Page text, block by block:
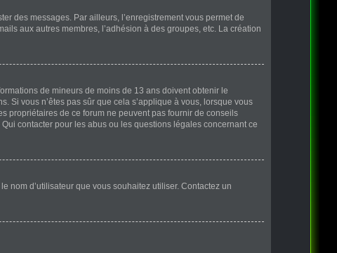
des messages. Par ailleurs, l’enregistrement vous permet de
aux autres membres, l’adhésion à des groupes, etc. La création
de mineurs de moins de 13 ans doivent obtenir le
Si vous n’êtes pas sûr que cela s’applique à vous, lorsque vous
propriétaires de ce forum ne peuvent pas fournir de conseils
contacter pour les abus ou les questions légales concernant ce
nom d’utilisateur que vous souhaitez utiliser. Contactez un